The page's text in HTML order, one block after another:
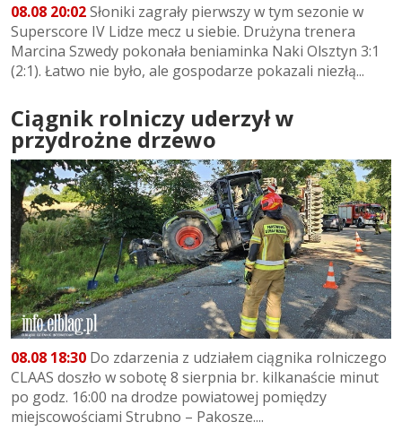
08.08 20:02Słoniki zagrały pierwszy w tym sezonie w
Superscore IV Lidze mecz u siebie. Drużyna trenera
Marcina Szwedy pokonała beniaminka Naki Olsztyn 3:1
(2:1). Łatwo nie było, ale gospodarze pokazali niezłą...
Ciągnik rolniczy uderzył w
przydrożne drzewo
08.08 18:30 Do zdarzenia z udziałem ciągnika rolniczego
CLAAS doszło w sobotę 8 sierpnia br. kilkanaście minut
po godz. 16:00 na drodze powiatowej pomiędzy
miejscowościami Strubno – Pakosze....